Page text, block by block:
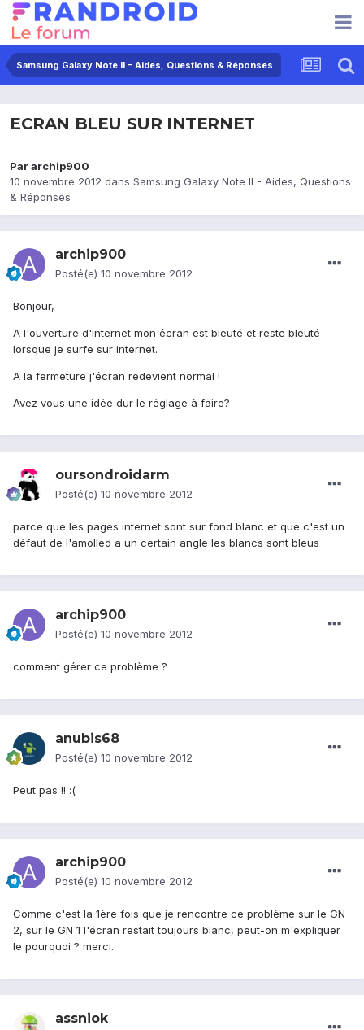
Samsung Galaxy Note II - Aides, Questions & Réponses
ECRAN BLEU SUR INTERNET
Pararchip900
10 novembre 2012 dans Samsung Galaxy Note II - Aides, Questions
& Réponses
archip900
Posté(e) 10 novembre 2012
Bonjour,
A l'ouverture d'internet mon écran est bleuté et reste bleuté
lorsque je surfe sur internet.
A la fermeture j'écran redevient normal !
Avez vous une idée dur le réglage à faire?
oursondroidarm
Posté(e) 10 novembre 2012
parce que les pages internet sont sur fond blanc et que c'est un
défaut de l'amolled a un certain angle les blancs sont bleus
archip900
Posté(e) 10 novembre 2012
comment gérer ce problème ?
anubis68
Posté(e) 10 novembre 2012
Peut pas !! :(
archip900
Posté(e) 10 novembre 2012
Comme c'est la 1ère fois que je rencontre ce problème sur le GN
2, sur le GN 1 l'écran restait toujours blanc, peut-on m'expliquer
le pourquoi ? merci.
assniok